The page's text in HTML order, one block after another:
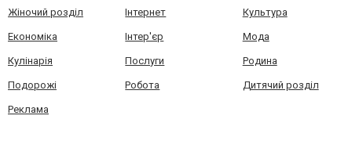
Жіночий розділ Інтернет Культура
Економіка Інтер'єр Мода
Кулінарія Послуги Родина
Подорожі Робота Дитячий розділ
Реклама